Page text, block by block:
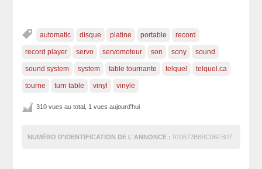
automatic disque platine portable record
record player servo servomoteur son sony sound
sound system system table tournante telquel telquel.ca
tourne turn table vinyl vinyle
310 vues au total, 1 vues aujourd'hui
NUMÉRO D'IDENTIFICATION DE L'ANNONCE : 910672B8BC06FB07